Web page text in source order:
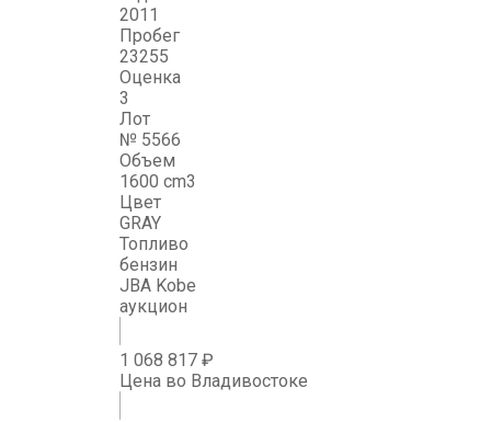
2011
Пробег
23255
Оценка
3
Лот
№ 5566
Объем
1600 cm3
Цвет
GRAY
Топливо
бензин
JBA Kobe
аукцион
1 068 817 ₽
Цена во Владивостоке